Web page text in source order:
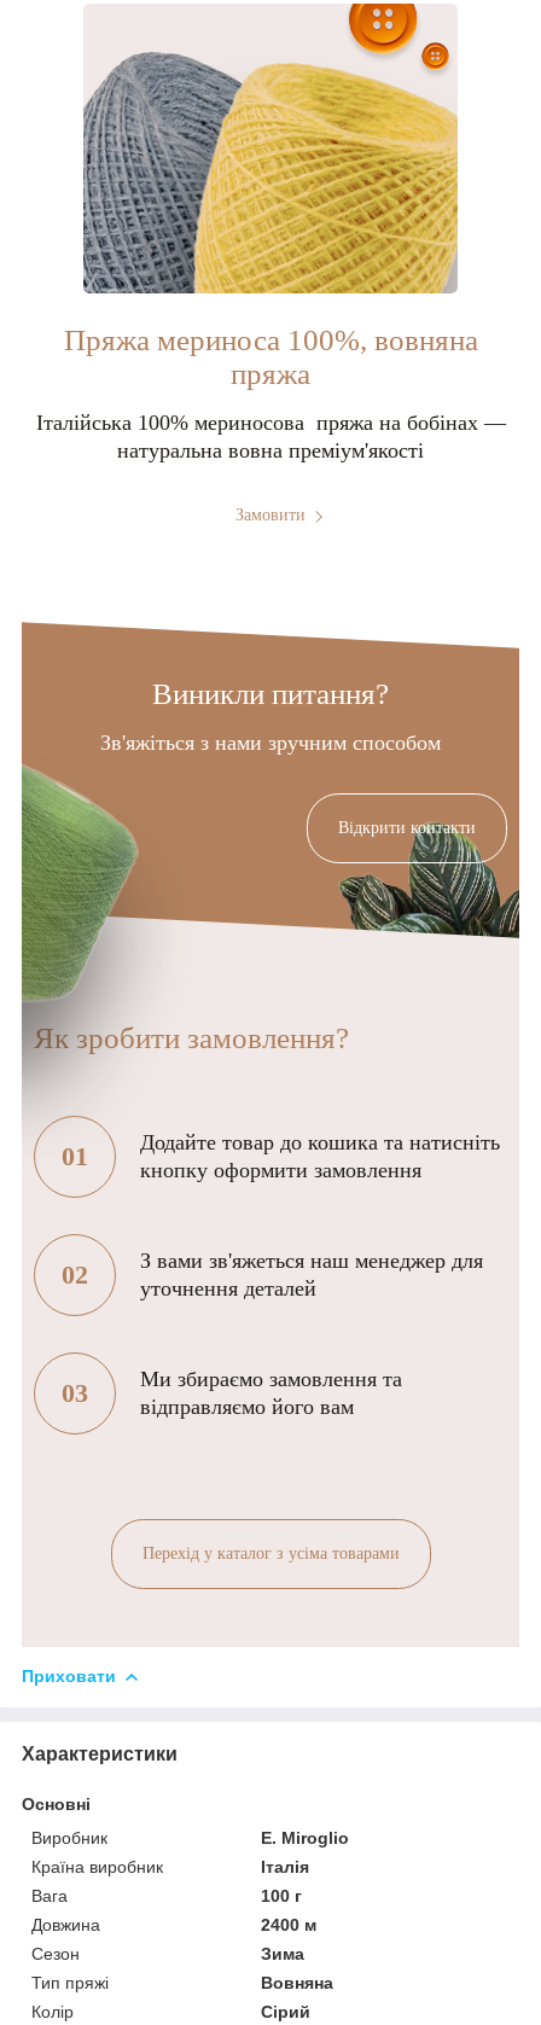
Пряжа мериноса 100%, вовняна
пряжа
Італійська 100% мериносова пряжа на бобінах —
натуральна вовна преміум'якості
Замовити
Виникли питання?
Зв'яжіться з нами зручним способом
Відкрити контакти
Як зробити замовлення?
01
Додайте товар до кошика та натисніть
кнопку оформити замовлення
02
З вами зв'яжеться наш менеджер для
уточнення деталей
03
Ми збираємо замовлення та
відправляємо його вам
Перехід у каталог з усіма товарами
Приховати
Характеристики
Основні
Виробник
E. Miroglio
Країна виробник
Італія
Вага
100 г
Довжина
2400 м
Сезон
Зима
Тип пряжі
Вовняна
Колір
Сірий